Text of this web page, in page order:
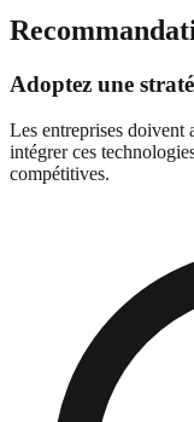
Adoptez une
Les entreprises doivent
intégrer ces
compétitives.